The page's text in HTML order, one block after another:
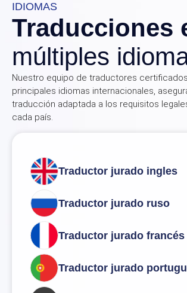
IDIOMAS
Traducciones
múltiples
Nuestro equipo de traductores
principales idiomas internacionales,
traducción adaptada a los requisitos
cada país.
Traductor jurado ingles
Traductor jurado ruso
Traductor jurado francés
Traductor jurado